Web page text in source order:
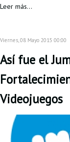
Leer más...
Viernes, 08 Mayo 2015 00:00
Así fue el
Videojuegos